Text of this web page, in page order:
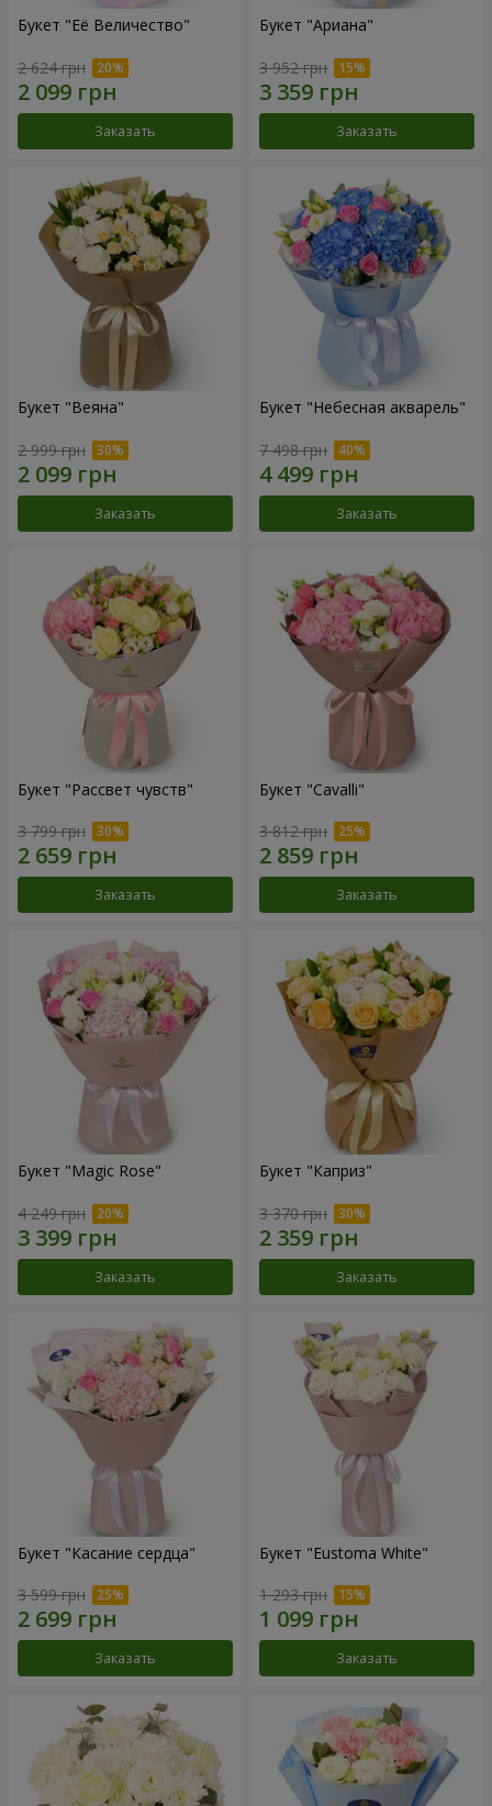
Букет "Её Величество"
2 624 грн
Заказать
Букет "Ариана"
3 952 грн
Заказать
Букет "Веяна"
2 999 грн
Заказать
Букет "Небесная акварель"
7 498 грн
Заказать
Букет "Рассвет чувств"
3 799 грн
Заказать
Букет "Cаvalli"
3 812 грн
Заказать
Букет "Magic Rose"
4 249 грн
Заказать
Букет "Каприз"
3 370 грн
Заказать
Букет "Касание сердца"
3 599 грн
Заказать
Букет "Eustoma White"
1 293 грн
Заказать